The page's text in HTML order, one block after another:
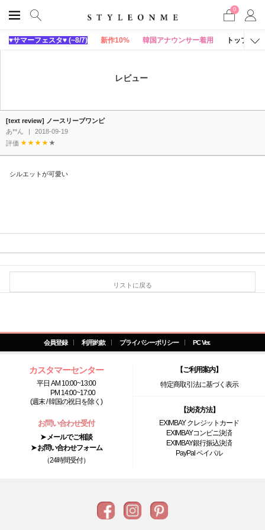
0
♥サマーフェスタ♥ (~8/7) 新作10% 韓国アナウンサー着用 トップス
レビュー
[text review] ノースリーブワンピ
あ**ん
|
2018-09-19
評価
シルエットが可愛い
リストに戻る
会員登録 利用約款 プライバシーポリシー PC Ver.
カスタマーセンター
平日 AM 10:00~13:00
PM 14:00~17:00
(週末 / 韓国の祝日を除く)
お問い合わせ受付
➤ メールでご相談
➤ お問い合わせフォーム
（24時間受付）
【ご利用案内】
特定商取引法に基づく表示
【決済方法】
EXIMBAY クレジットカード
EXIMBAYコンビニ決済
EXIMBAY銀行振込決済
PayPal ペイパル